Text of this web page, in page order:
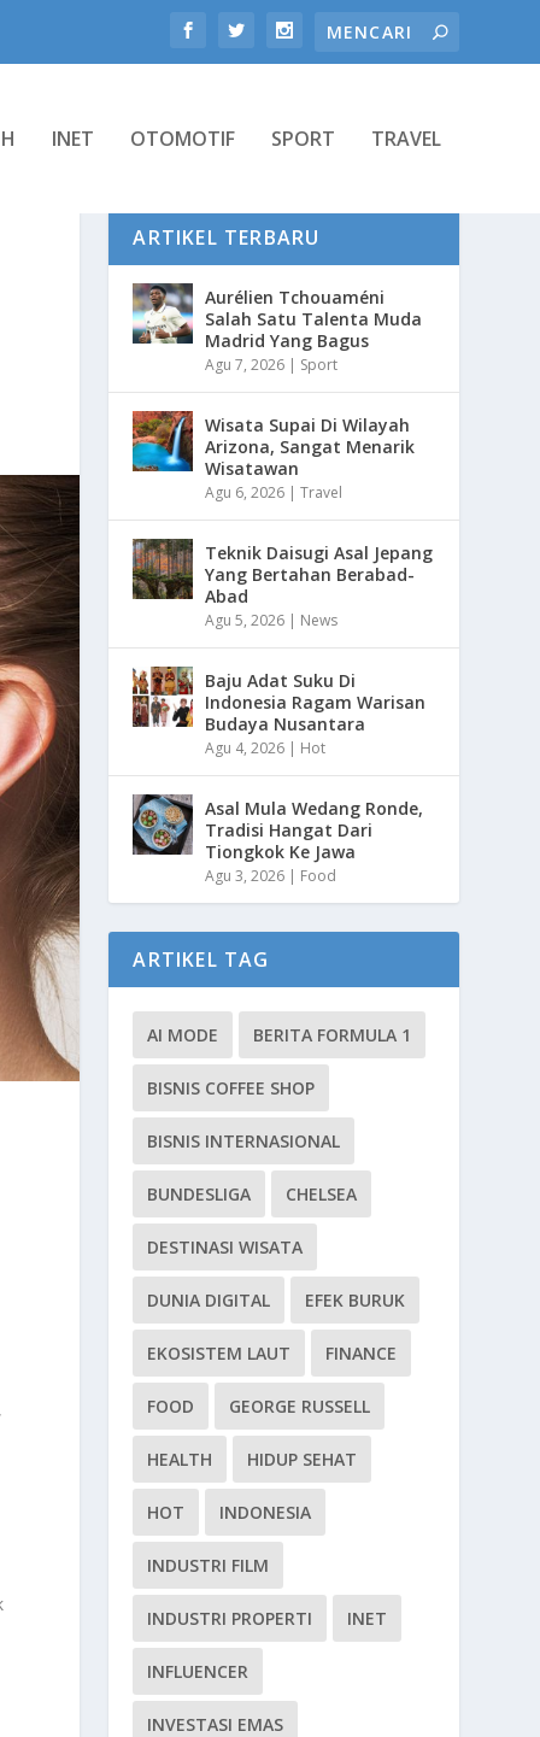
INET OTOMOTIF SPORT TRAVEL
ARTIKEL TERBARU
Aurélien Tchouaméni
Salah Satu Talenta Muda
Madrid Yang Bagus
Agu 7, 2026 | Sport
Wisata Supai Di Wilayah
Arizona, Sangat Menarik
Wisatawan
Agu 6, 2026 |Travel
Teknik Daisugi Asal Jepang
Yang Bertahan Berabad-
Abad
Agu 5, 2026 | News
Baju Adat Suku Di
Indonesia Ragam Warisan
Budaya Nusantara
Agu 4, 2026 | Hot
Asal Mula Wedang Ronde,
Tradisi Hangat Dari
Tiongkok Ke Jawa
Agu 3, 2026 | Food
ARTIKEL TAG
AI MODE BERITA FORMULA 1
BISNIS COFFEE SHOP
BISNIS INTERNASIONAL
BUNDESLIGA CHELSEA
DESTINASI WISATA
DUNIA DIGITAL EFEK BURUK
EKOSISTEM LAUT FINANCE
FOOD GEORGE RUSSELL
HEALTH HIDUP SEHAT
HOT INDONESIA
INDUSTRI FILM
INDUSTRI PROPERTI INET
INFLUENCER
INVESTASI EMAS